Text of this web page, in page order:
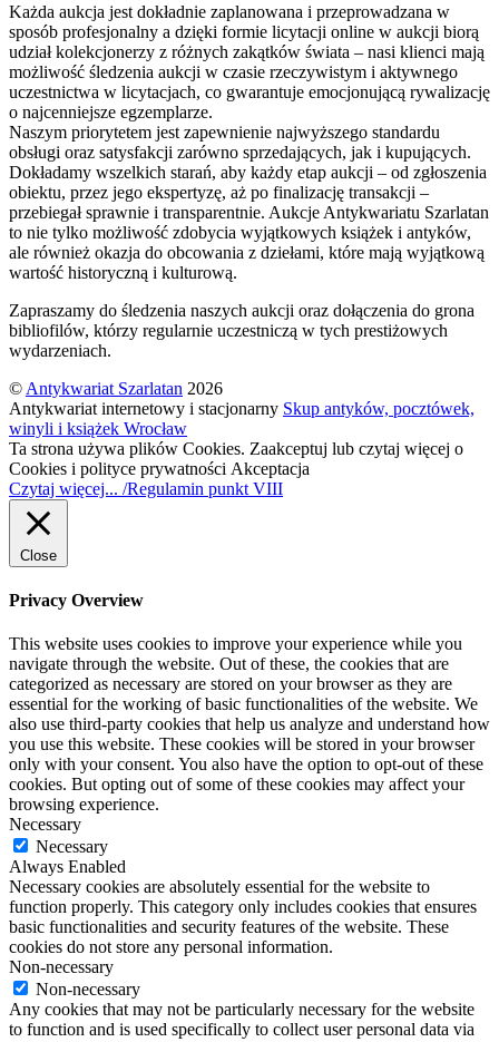
Każda aukcja jest dokładnie zaplanowana i przeprowadzana w
sposób profesjonalny a dzięki formie licytacji online w aukcji biorą
udział kolekcjonerzy z różnych zakątków świata – nasi klienci mają
możliwość śledzenia aukcji w czasie rzeczywistym i aktywnego
uczestnictwa w licytacjach, co gwarantuje emocjonującą rywalizację
o najcenniejsze egzemplarze.
Naszym priorytetem jest zapewnienie najwyższego standardu
obsługi oraz satysfakcji zarówno sprzedających, jak i kupujących.
Dokładamy wszelkich starań, aby każdy etap aukcji – od zgłoszenia
obiektu, przez jego ekspertyzę, aż po finalizację transakcji –
przebiegał sprawnie i transparentnie. Aukcje Antykwariatu Szarlatan
to nie tylko możliwość zdobycia wyjątkowych książek i antyków,
ale również okazja do obcowania z dziełami, które mają wyjątkową
wartość historyczną i kulturową.
Zapraszamy do śledzenia naszych aukcji oraz dołączenia do grona
bibliofilów, którzy regularnie uczestniczą w tych prestiżowych
wydarzeniach.
© Antykwariat Szarlatan 2026
Antykwariat internetowy i stacjonarny Skup antyków, pocztówek,
winyli i książek Wrocław
Ta strona używa plików Cookies. Zaakceptuj lub czytaj więcej o
Cookies i polityce prywatności Akceptacja
Czytaj więcej... /Regulamin punkt VIII
Close
Privacy Overview
This website uses cookies to improve your experience while you
navigate through the website. Out of these, the cookies that are
categorized as necessary are stored on your browser as they are
essential for the working of basic functionalities of the website. We
also use third-party cookies that help us analyze and understand how
you use this website. These cookies will be stored in your browser
only with your consent. You also have the option to opt-out of these
cookies. But opting out of some of these cookies may affect your
browsing experience.
Necessary
Necessary
Always Enabled
Necessary cookies are absolutely essential for the website to
function properly. This category only includes cookies that ensures
basic functionalities and security features of the website. These
cookies do not store any personal information.
Non-necessary
Non-necessary
Any cookies that may not be particularly necessary for the website
to function and is used specifically to collect user personal data via